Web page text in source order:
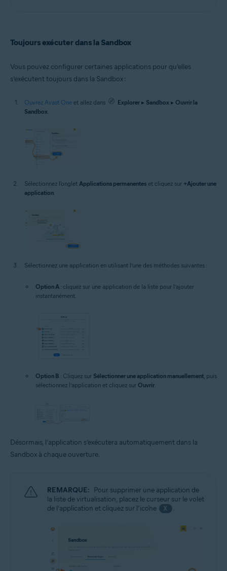
Toujours exécuter dans la Sandbox
Vous pouvez configurer certaines applications pour qu’elles
s’exécutent toujours dans la Sandbox :
Ouvrez Avast One et allez dans Explorer ▸ Sandbox ▸ Ouvrir la
Sandbox.
Sélectionnez l'onglet Applications permanentes et cliquez sur +Ajouter une
application.
Sélectionnez une application en utilisant l’une des méthodes suivantes :
Option A : cliquez sur une application de la liste pour l’ajouter
instantanément.
Option B : Cliquez sur Sélectionner une application manuellement , puis
sélectionnez l’application et cliquez sur Ouvrir
Désormais, l’application s’exécutera automatiquement dans la
Sandbox à chaque ouverture.
REMARQUE: Pour supprimer une application de
la liste de virtualisation, placez le curseur sur le volet
de l’application et cliquez sur l’icône
X .